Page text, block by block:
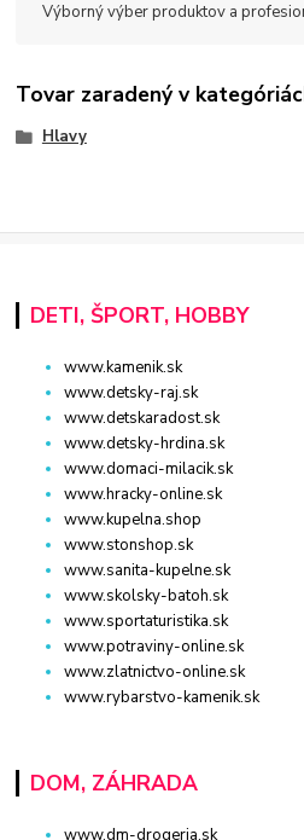
Výborný výber produktov a
Tovar zaradený v
Hlavy
DETI, ŠPORT, HOBBY
www.kamenik.sk
www.detsky-raj.sk
www.detskaradost.sk
www.detsky-hrdina.sk
www.domaci-milacik.sk
www.hracky-online.sk
www.kupelna.shop
www.stonshop.sk
www.sanita-kupelne.sk
www.skolsky-batoh.sk
www.sportaturistika.sk
www.potraviny-online.sk
www.zlatnictvo-online.sk
www.rybarstvo-kamenik.sk
DOM, ZÁHRADA
www.dm-drogeria.sk